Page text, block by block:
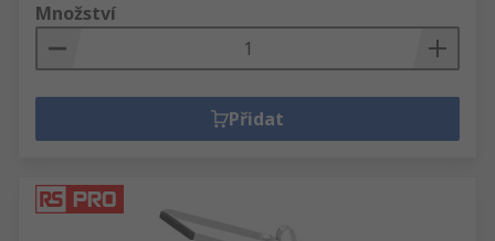
Množství
Přidat